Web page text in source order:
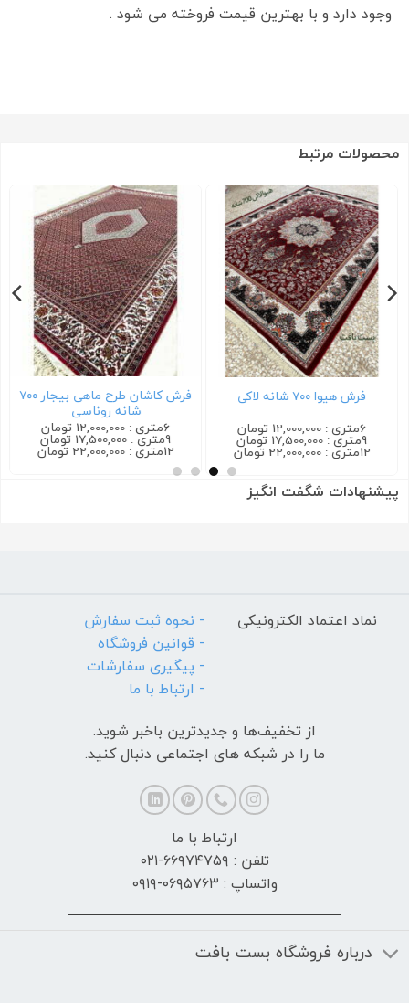
وجود دارد و با بهترین قیمت فروخته می شود .
محصولات مرتبط
فرش هیوا ۷۰۰ شانه لاکی
6متری : 12,000,000 تومان
9متری : 17,500,000 تومان
12متری : 22,000,000 تومان
فرش کاشان طرح ماهی بیجار ۷۰۰
شانه روناسی
6متری : 12,000,000 تومان
9متری : 17,500,000 تومان
12متری : 22,000,000 تومان
پیشنهادات شگفت انگیز
نماد اعتماد الکترونیکی
- نحوه ثبت سفارش
- قوانین فروشگاه
- پیگیری سفارشات
- ارتباط با ما
از تخفیف‌ها و جدیدترین‌ باخبر شوید.
ما را در شبکه های اجتماعی دنبال کنید.
ارتباط با ما
تلفن : ۶۶۹۷۴۷۵۹-۰۲۱
واتساپ : ۰۶۹۵۷۶۳-۰۹۱۹
درباره فروشگاه بست بافت